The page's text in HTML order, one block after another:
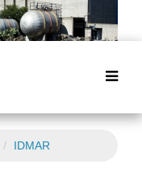
IDMAR